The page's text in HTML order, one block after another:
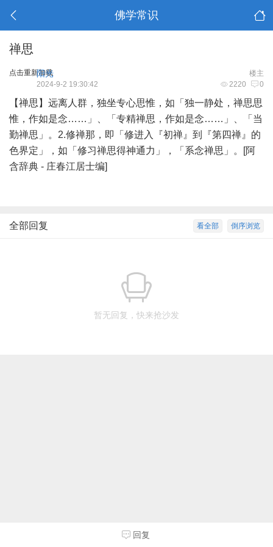
佛学常识
禅思
点击重新加载 楼主
阳光
2220 0
2024-9-2 19:30:42
【禅思】远离人群，独坐专心思惟，如「独一静处，禅思思
惟，作如是念……」、「专精禅思，作如是念……」、「当
勤禅思」。2.修禅那，即「修进入『初禅』到『第四禅』的
色界定」，如「修习禅思得神通力」，「系念禅思」。[阿
含辞典 - 庄春江居士编]
倒序浏览
看全部
全部回复
暂无回复，快来抢沙发
回复